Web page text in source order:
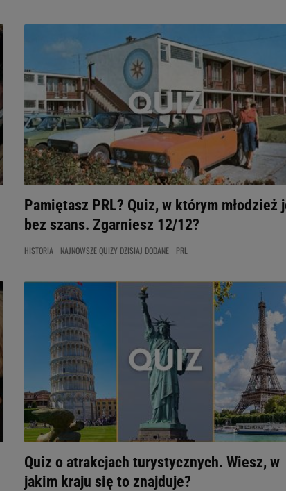
Pamiętasz PRL? Quiz, w którym młodzież
bez szans. Zgarniesz 12/12?
HISTORIA NAJNOWSZE QUIZY DZISIAJ DODANE PRL
Quiz o atrakcjach turystycznych. Wiesz, w
jakim kraju się to znajduje?